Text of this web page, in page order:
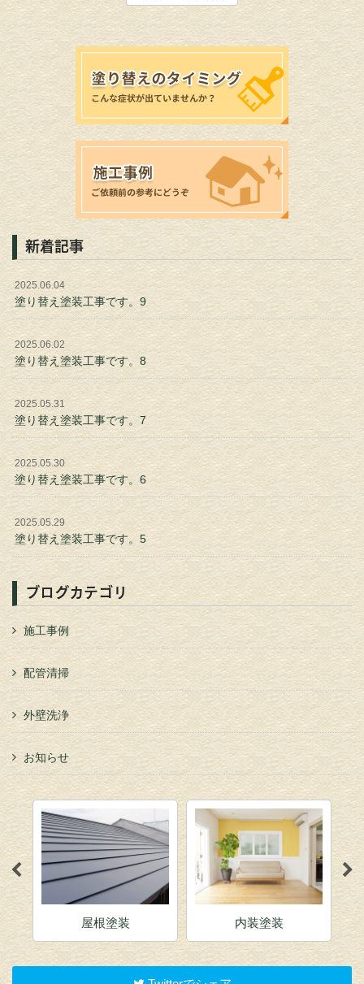
新着記事
2025.06.04
塗り替え塗装工事です。9
2025.06.02
塗り替え塗装工事です。8
2025.05.31
塗り替え塗装工事です。7
2025.05.30
塗り替え塗装工事です。6
2025.05.29
塗り替え塗装工事です。5
ブログカテゴリ
施工事例
配管清掃
外壁洗浄
お知らせ
内装塗装 店舗塗装